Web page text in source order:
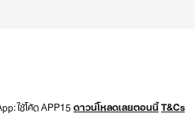
ใช้โค้ด APP15ดาวน์โหลดเลยตอนนี้T&Cs